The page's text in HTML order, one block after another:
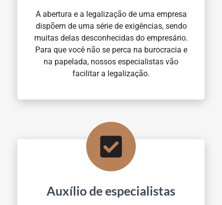
A abertura e a legalização de uma empresa
dispõem de uma série de exigências, sendo
muitas delas desconhecidas do empresário.
Para que você não se perca na burocracia e
na papelada, nossos especialistas vão
facilitar a legalização.
Auxílio de especialistas